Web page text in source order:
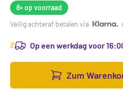
8×op voorraad
Veilig achteraf betalen via
Op een werkdag voor
Zum